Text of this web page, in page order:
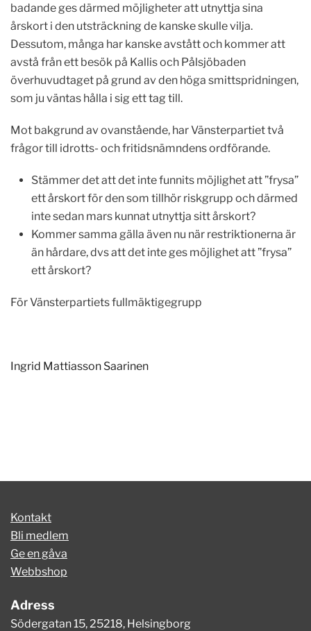
badande ges därmed möjligheter att utnyttja sina
årskort i den utsträckning de kanske skulle vilja.
Dessutom, många har kanske avstått och kommer att
avstå från ett besök på Kallis och Pålsjöbaden
överhuvudtaget på grund av den höga smittspridningen,
som ju väntas hålla i sig ett tag till.
Mot bakgrund av ovanstående, har Vänsterpartiet två
frågor till idrotts- och fritidsnämndens ordförande.
Stämmer det att det inte funnits möjlighet att ”frysa”
ett årskort för den som tillhör riskgrupp och därmed
inte sedan mars kunnat utnyttja sitt årskort?
Kommer samma gälla även nu när restriktionerna är
än hårdare, dvs att det inte ges möjlighet att ”frysa”
ett årskort?
För Vänsterpartiets fullmäktigegrupp
Ingrid Mattiasson Saarinen
Kontakt
Bli medlem
Ge en gåva
Webbshop
Adress
Södergatan 15, 25218, Helsingborg